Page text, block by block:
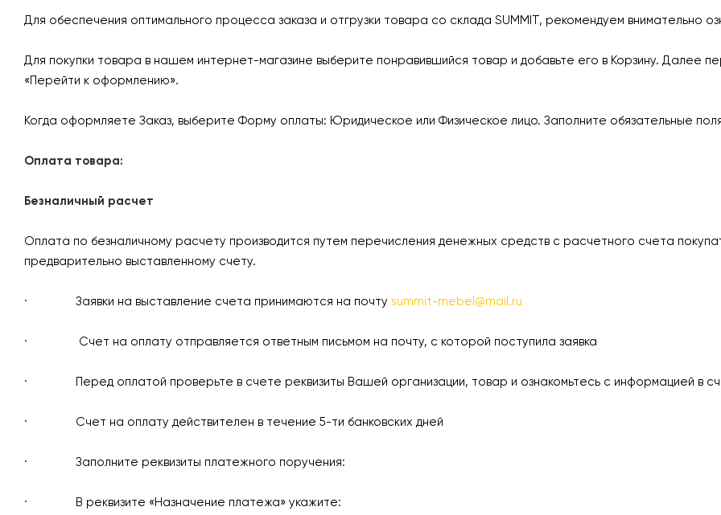
Для обеспечения оптимального процесса заказа и отгрузки товара со склада SUMMIT, рекомендуем внимательно
Для покупки товара в нашем интернет-магазине выберите понравившийся товар и добавьте его в Корзину. Далее
«Перейти к оформлению».
Когда оформляете Заказ, выберите Форму оплаты: Юридическое или Физическое лицо. Заполните обязательные
Оплата товара:
Безналичный расчет
Оплата по безналичному расчету производится путем перечисления денежных средств с расчетного счета
предварительно выставленному счету.
· Заявки на выставление счета принимаются на почту summit-mebel@mail.ru
· Счет на оплату отправляется ответным письмом на почту, с которой поступила заявка
· Перед оплатой проверьте в счете реквизиты Вашей организации, товар и ознакомьтесь с информацией в
· Счет на оплату действителен в течение 5-ти банковских дней
· Заполните реквизиты платежного поручения:
· В реквизите «Назначение платежа» укажите: